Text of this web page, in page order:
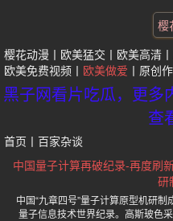
樱
樱花动漫 欧美猛交 欧美高清
欧美免费视频
欧美做爱 原创
黑子网看片吃瓜，更多
查
首页 百家杂谈
中国量子计算再破纪录-再度刷
研
中国“九章四号”量子计算原型机研
量子信息技术世界纪录。高斯玻色